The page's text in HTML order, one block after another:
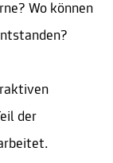
Wo können
der